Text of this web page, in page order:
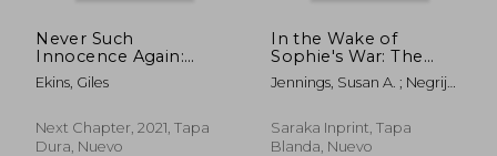
45%
dcto.
45%
dcto. $
Never Such
Innocence Again:
Large Print
Hardcover Edition (en
Ekins, Giles
Next Chapter, 2021, Tapa
Dura, Nuevo
In the Wake of
Sophie's War: The
guns are silent, the
whole world has
(en Inglés)
Jennings, Susan A. ; Negrijn,
Saraka Inprint, Tapa
Blanda, Nuevo